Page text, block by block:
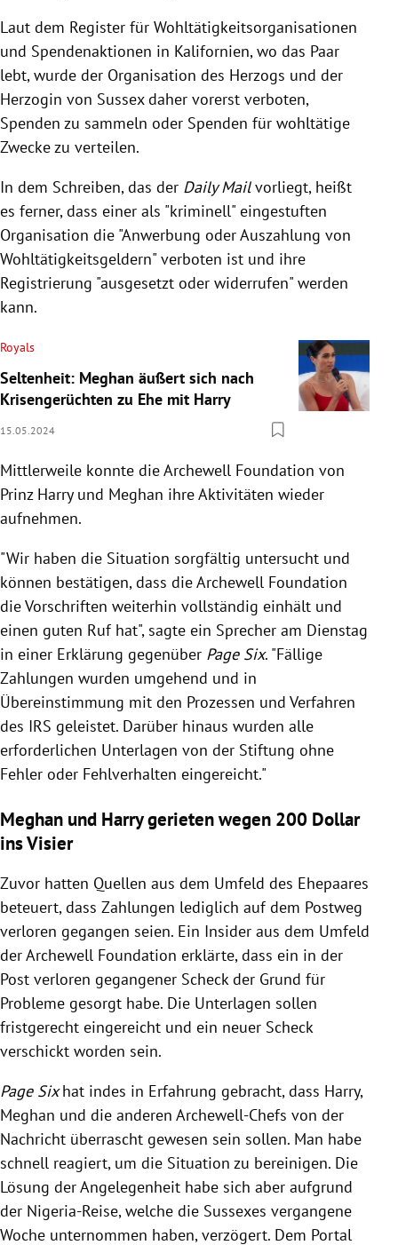
Laut dem Register für Wohltätigkeitsorganisationen
und Spendenaktionen in Kalifornien, wo das Paar
lebt, wurde der Organisation des Herzogs und der
Herzogin von Sussex daher vorerst verboten,
Spenden zu sammeln oder Spenden für wohltätige
Zwecke zu verteilen.
In dem Schreiben, das der Daily Mailvorliegt, heißt
es ferner, dass einer als "kriminell" eingestuften
Organisation die "Anwerbung oder Auszahlung von
Wohltätigkeitsgeldern" verboten ist und ihre
Registrierung "ausgesetzt oder widerrufen" werden
kann.
Royals
Seltenheit: Meghan äußert sich nach
Krisengerüchten zu Ehe mit Harry
15.05.2024
Mittlerweile konnte die Archewell Foundation von
Prinz Harry und Meghan ihre Aktivitäten wieder
aufnehmen.
"Wir haben die Situation sorgfältig untersucht und
können bestätigen, dass die Archewell Foundation
die Vorschriften weiterhin vollständig einhält und
einen guten Ruf hat", sagte ein Sprecher am Dienstag
in einer Erklärung gegenüber Page Six. "Fällige
Zahlungen wurden umgehend und in
Übereinstimmung mit den Prozessen und Verfahren
des IRS geleistet. Darüber hinaus wurden alle
erforderlichen Unterlagen von der Stiftung ohne
Fehler oder Fehlverhalten eingereicht."
Meghan und Harry gerieten wegen 200 Dollar
ins Visier
Zuvor hatten Quellen aus dem Umfeld des Ehepaares
beteuert, dass Zahlungen lediglich auf dem Postweg
verloren gegangen seien. Ein Insider aus dem Umfeld
der Archewell Foundation erklärte, dass ein in der
Post verloren gegangener Scheck der Grund für
Probleme gesorgt habe. Die Unterlagen sollen
fristgerecht eingereicht und ein neuer Scheck
verschickt worden sein.
Page Sixhat indes in Erfahrung gebracht, dass Harry,
Meghan und die anderen Archewell-Chefs von der
Nachricht überrascht gewesen sein sollen. Man habe
schnell reagiert, um die Situation zu bereinigen. Die
Lösung der Angelegenheit habe sich aber aufgrund
der Nigeria-Reise, welche die Sussexes vergangene
Woche unternommen haben, verzögert. Dem Portal